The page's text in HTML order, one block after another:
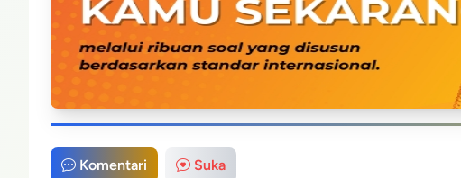
Komentari Suka